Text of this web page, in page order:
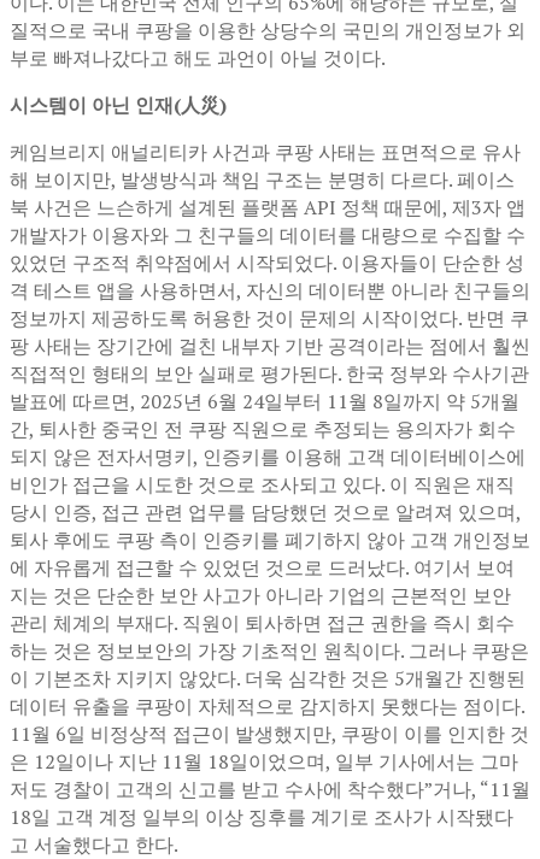
질적으로 국내 쿠팡을 이용한 상당수의 국민의 개인정보가 외
부로 빠져나갔다고 해도 과언이 아닐 것이다.
시스템이 아닌 인재(人災)
케임브리지 애널리티카 사건과 쿠팡 사태는 표면적으로 유사
해 보이지만, 발생방식과 책임 구조는 분명히 다르다. 페이스
북 사건은 느슨하게 설계된 플랫폼 API 정책 때문에, 제3자 앱
개발자가 이용자와 그 친구들의 데이터를 대량으로 수집할 수
있었던 구조적 취약점에서 시작되었다. 이용자들이 단순한 성
격 테스트 앱을 사용하면서, 자신의 데이터뿐 아니라 친구들의
정보까지 제공하도록 허용한 것이 문제의 시작이었다. 반면 쿠
팡 사태는 장기간에 걸친 내부자 기반 공격이라는 점에서 훨씬
직접적인 형태의 보안 실패로 평가된다. 한국 정부와 수사기관
발표에 따르면, 2025년 6월 24일부터 11월 8일까지 약 5개월
간, 퇴사한 중국인 전 쿠팡 직원으로 추정되는 용의자가 회수
되지 않은 전자서명키, 인증키를 이용해 고객 데이터베이스에
비인가 접근을 시도한 것으로 조사되고 있다. 이 직원은 재직
당시 인증, 접근 관련 업무를 담당했던 것으로 알려져 있으며,
퇴사 후에도 쿠팡 측이 인증키를 폐기하지 않아 고객 개인정보
에 자유롭게 접근할 수 있었던 것으로 드러났다. 여기서 보여
지는 것은 단순한 보안 사고가 아니라 기업의 근본적인 보안
관리 체계의 부재다. 직원이 퇴사하면 접근 권한을 즉시 회수
하는 것은 정보보안의 가장 기초적인 원칙이다. 그러나 쿠팡은
이 기본조차 지키지 않았다. 더욱 심각한 것은 5개월간 진행된
데이터 유출을 쿠팡이 자체적으로 감지하지 못했다는 점이다.
11월 6일 비정상적 접근이 발생했지만, 쿠팡이 이를 인지한 것
은 12일이나 지난 11월 18일이었으며, 일부 기사에서는 그마
저도 경찰이 고객의 신고를 받고 수사에 착수했다”거나, “11월
18일 고객 계정 일부의 이상 징후를 계기로 조사가 시작됐다
고 서술했다고 한다.